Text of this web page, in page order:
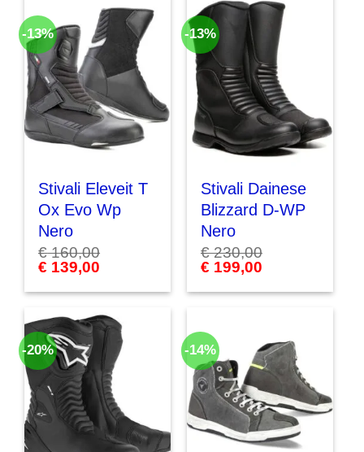
-13%
Stivali Eleveit T
Ox Evo Wp
Nero
€160,00
Il
prezzo
era:
€ 139,00
è:
-13%
Stivali Dainese
Blizzard D-WP
Nero
€230,00
Il
prezzo
era:
€ 199,00
è:
-20% -14%